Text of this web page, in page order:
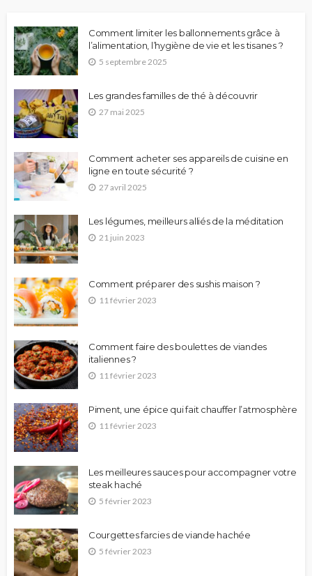
Comment limiter les ballonnements grâce à
l’alimentation, l’hygiène de vie et les tisanes ?
5 septembre 2025
Les grandes familles de thé à découvrir
27 mai 2025
Comment acheter ses appareils de cuisine en
ligne en toute sécurité ?
27 avril 2025
Les légumes, meilleurs alliés de la méditation
21 juin 2023
Comment préparer des sushis maison ?
11 février 2023
Comment faire des boulettes de viandes
italiennes ?
11 février 2023
Piment, une épice qui fait chauffer l’atmosphère
11 février 2023
Les meilleures sauces pour accompagner votre
steak haché
5 février 2023
Courgettes farcies de viande hachée
5 février 2023